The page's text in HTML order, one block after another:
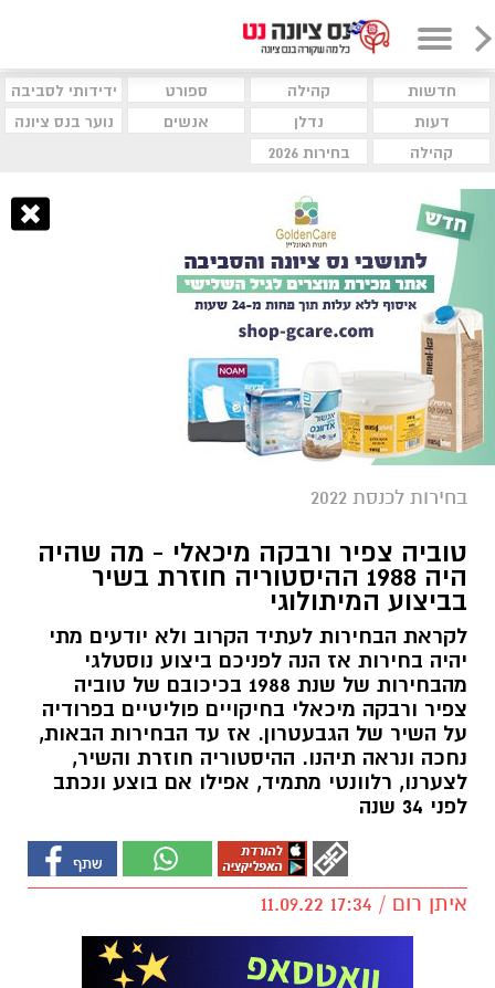
חדשות קהילה ספורט
ידידותי לסביבה
דעות
נדלן אנשים
נוער בנס ציונה
קהילה
בחירות 2026
בחירות לכנסת 2022
טוביה צפיר ורבקה מיכאלי - מה שהיה
היה 1988 ההיסטוריה חוזרת בשיר
בביצוע המיתולוגי
לקראת הבחירות לעתיד הקרוב ולא יודעים מתי
יהיה בחירות אז הנה לפניכם ביצוע נוסטלגי
מהבחירות של שנת 1988 בכיכובם של טוביה
צפיר ורבקה מיכאלי בחיקויים פוליטיים בפרודיה
על השיר של הגבעטרון. אז עד הבחירות הבאות,
נחכה ונראה תיהנו. ההיסטוריה חוזרת והשיר,
לצערנו, רלוונטי מתמיד, אפילו אם בוצע ונכתב
לפני 34 שנה
איתן רום / 17:34 11.09.22